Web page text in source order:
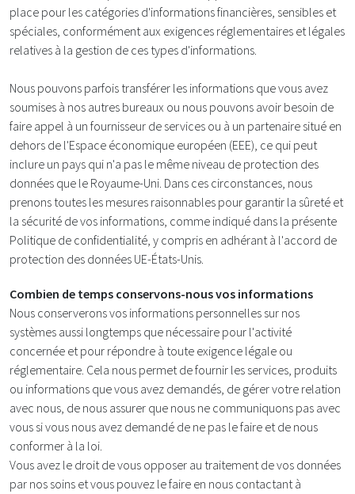
place pour les catégories d'informations financières, sensibles et
spéciales, conformément aux exigences réglementaires et légales
relatives à la gestion de ces types d'informations.
Nous pouvons parfois transférer les informations que vous avez
soumises à nos autres bureaux ou nous pouvons avoir besoin de
faire appel à un fournisseur de services ou à un partenaire situé en
dehors de l'Espace économique européen (EEE), ce qui peut
inclure un pays qui n'a pas le même niveau de protection des
données que le Royaume-Uni. Dans ces circonstances, nous
prenons toutes les mesures raisonnables pour garantir la sûreté et
la sécurité de vos informations, comme indiqué dans la présente
Politique de confidentialité, y compris en adhérant à l'accord de
protection des données UE-États-Unis.
Combien de temps conservons-nous vos informations
Nous conserverons vos informations personnelles sur nos
systèmes aussi longtemps que nécessaire pour l'activité
concernée et pour répondre à toute exigence légale ou
réglementaire. Cela nous permet de fournir les services, produits
ou informations que vous avez demandés, de gérer votre relation
avec nous, de nous assurer que nous ne communiquons pas avec
vous si vous nous avez demandé de ne pas le faire et de nous
conformer à la loi.
Vous avez le droit de vous opposer au traitement de vos données
par nos soins et vous pouvez le faire en nous contactant à